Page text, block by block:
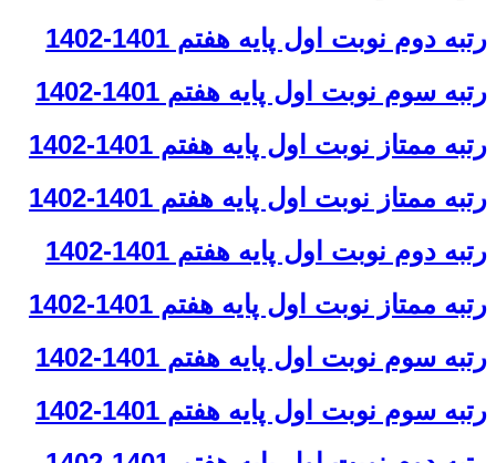
دوم نوبت اول پایه هفتم 1401-1402
سوم نوبت اول پایه هفتم 1401-1402
ممتاز نوبت اول پایه هفتم 1401-1402
ممتاز نوبت اول پایه هفتم 1401-1402
دوم نوبت اول پایه هفتم 1401-1402
ممتاز نوبت اول پایه هفتم 1401-1402
سوم نوبت اول پایه هفتم 1401-1402
سوم نوبت اول پایه هفتم 1401-1402